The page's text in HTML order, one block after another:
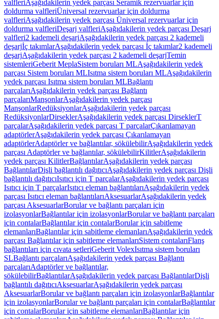
valfleriAşağıdakilerin yedek parçası Seramik rezervuarlar için
doldurma valfleriÜniversal rezervuarlar için doldurma
valfleriAşağıdakilerin yedek parçası Üniversal rezervuarlar için
doldurma valfleriDeşarj valfleriAşağıdakilerin yedek parçası Deşarj
valfleri2 kademeli deşarjAşağıdakilerin yedek parçası 2 kademeli
deşarjİç takımlarAşağıdakilerin yedek parçası İç takımlar2 kademeli
deşarjAşağıdakilerin yedek parçası 2 kademeli deşarjTemin
sistemleriGeberit MeplaSistem boruları MLAşağıdakilerin yedek
parçası Sistem boruları MLIsıtma sistem boruları MLAşağıdakilerin
yedek parçası Isıtma sistem boruları MLBağlantı
parçalarıAşağıdakilerin yedek parçası Bağlantı
parçalarıManşonlarAşağıdakilerin yedek parçası
ManşonlarRedüksiyonlarAşağıdakilerin yedek parçası
RedüksiyonlarDirseklerAşağıdakilerin yedek parçası DirseklerT
parçalarAşağıdakilerin yedek parçası T parçalarÇıkarılamayan
adaptörlerAşağıdakilerin yedek parçası Çıkarılamayan
adaptörlerAdaptörler ve bağlantılar, sökülebilirAşağıdakilerin yedek
parçası Adaptörler ve bağlantılar, sökülebilirKilitlerAşağıdakilerin
yedek parçası KilitlerBağlantılarAşağıdakilerin yedek parçası
BağlantılarDişli bağlantılı dağıtıcıAşağıdakilerin yedek parçası Dişli
bağlantılı dağıtıcıIsıtıcı için T parçalarAşağıdakilerin yedek parçası
Isıtıcı için T parçalarIsıtıcı eleman bağlantılarıAşağıdakilerin yedek
parçası Isıtıcı eleman bağlantılarıAksesuarlarAşağıdakilerin yedek
parçası AksesuarlarBorular ve bağlantı parçaları için
izolasyonlarBağlantılar için izolasyonlarBorular ve bağlantı parçaları
için contalarBağlantılar için contalarBorular için sabitleme
elemanlarıBağlantılar için sabitleme elemanlarıAşağıdakilerin yedek
parçası Bağlantılar için sabitleme elemanlarıSistem contalarıFlanş
bağlantıları için cıvata setleriGeberit VolexIsıtma sistem boruları
SLBağlantı parçalarıAşağıdakilerin yedek parçası Bağlantı
parçalarıAdaptörler ve bağlantılar,
sökülebilirBağlantılarAşağıdakilerin yedek parçası BağlantılarDişli
bağlantılı dağıtıcıAksesuarlarAşağıdakilerin yedek parçası
AksesuarlarBorular ve bağlantı parçaları için izolasyonlarBağlantılar
için izolasyonlarBorular ve bağlantı parçaları için contalarBağlantılar
için contalarBorular için sabitleme elemanlarıBağlantılar için